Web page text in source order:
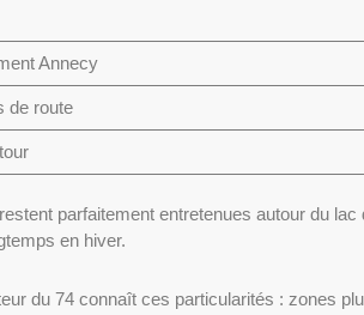
Annecy
de route
parfaitement entretenues autour du
en hiver.
du 74 connaît ces particularités : zones